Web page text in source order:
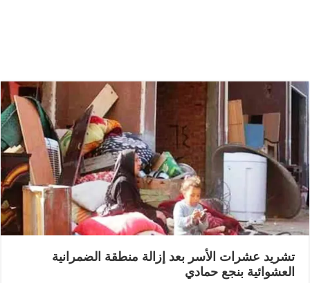
تشريد عشرات الأسر بعد إزالة منطقة الضمرانية
العشوائية بنجع حمادي